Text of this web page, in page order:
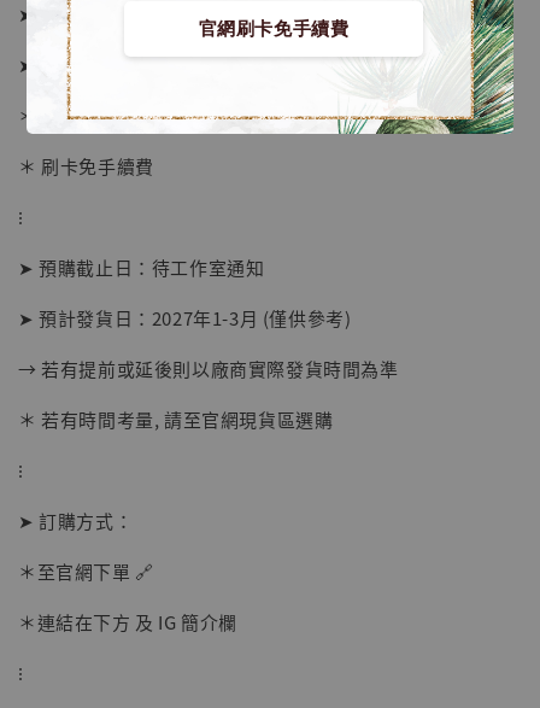
官網刷卡免手續費
【店內現貨】海賊王 系列蒐藏雕像 布魯克達
➤ A傲嬌臉價格 8180元 (訂金3480)
➤ B微笑臉價格 8180元 (訂金3480)
＊ 國際運費另計
＊ 刷卡免手續費
⁝
➤ 預購截止日：待工作室通知
➤ 預計發貨日：2027年1-3月 (僅供參考)
→ 若有提前或延後則以廠商實際發貨時間為準
＊ 若有時間考量, 請至官網現貨區選購
⁝
➤ 訂購方式：
＊至官網下單 🔗
＊連結在下方 及 IG 簡介欄
⁝